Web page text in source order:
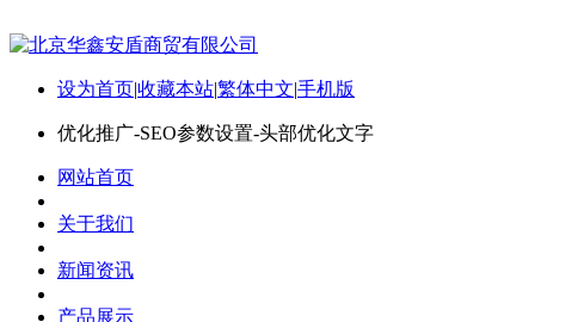
设为首页|收藏本站|繁体中文|手机版
优化推广-SEO参数设置-头部优化文字
网站首页
关于我们
新闻资讯
产品展示